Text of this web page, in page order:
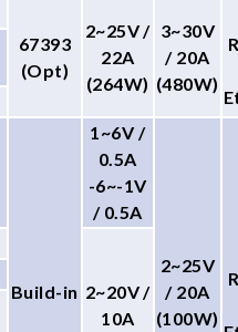
67393
(Opt)
2~25V /
22A
(264W)
3~30V
/ 20A
(480W)
Build-in
1~6V /
0.5A
-6~-1V
/ 0.5A
2~25V
/ 20A
(100W)
2~20V /
10A